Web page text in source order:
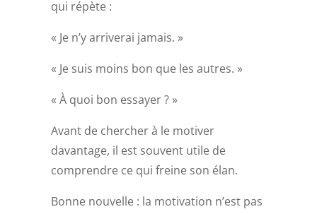
qui répète :
« Je n’y arriverai jamais. »
« Je suis moins bon que les autres. »
« À quoi bon essayer ? »
Avant de chercher à le motiver
davantage, il est souvent utile de
comprendre ce qui freine son élan.
Bonne nouvelle : la motivation n’est pas